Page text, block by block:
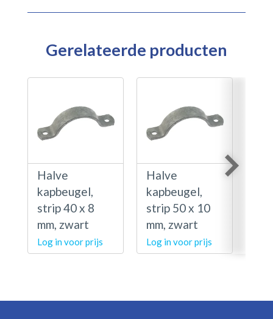
Gerelateerde producten
Halve
kapbeugel,
strip 40 x 8
mm, zwart
Log in voor prijs
Halve
kapbeugel,
strip 50 x 10
mm, zwart
Log in voor prijs